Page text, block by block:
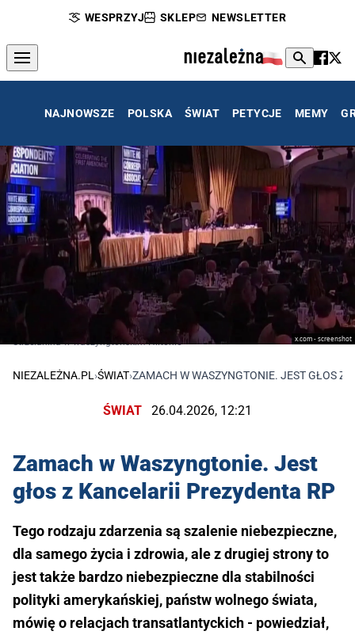
WESPRZYJ SKLEP NEWSLETTER
NAJNOWSZE POLSKA ŚWIAT PETYCJE MEMY
x.com - screenshot
Strzelanina w waszyngtońskim Hiltonie
NIEZALEŻNA.PL ›ŚWIAT›ZAMACH W WASZYNGTONIE. JEST GŁOS Z
ŚWIAT 26.04.2026, 12:21
Zamach w Waszyngtonie. Jest
głos z Kancelarii Prezydenta RP
Tego rodzaju zdarzenia są szalenie niebezpieczne,
dla samego życia i zdrowia, ale z drugiej strony to
jest także bardzo niebezpieczne dla stabilności
polityki amerykańskiej, państw wolnego świata,
mówię o relacjach transatlantyckich - powiedział,